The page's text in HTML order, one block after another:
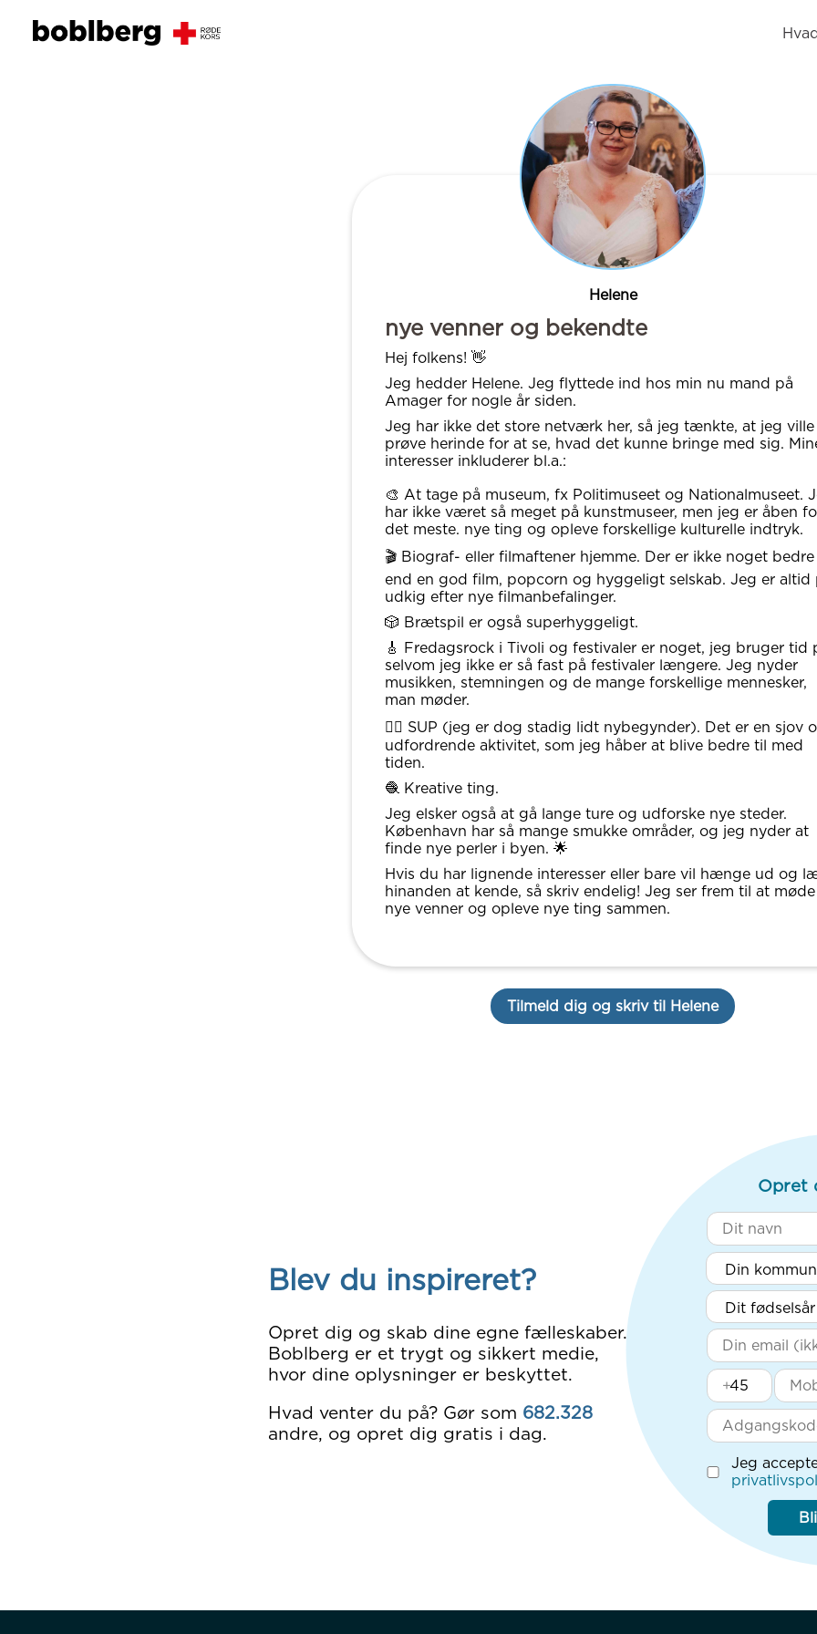
Helene
nye venner og bekendte
Hej folkens! 👋
Jeg hedder Helene. Jeg flyttede ind hos min nu mand på
Amager for nogle år siden.
Jeg har ikke det store netværk her, så jeg tænkte, at jeg ville
prøve herinde for at se, hvad det kunne bringe med sig.
interesser inkluderer bl.a.:
🎨 At tage på museum, fx Politimuseet og Nationalmuseet.
har ikke været så meget på kunstmuseer, men jeg er åben
det meste. nye ting og opleve forskellige kulturelle indtryk.
🎬 Biograf- eller filmaftener hjemme. Der er ikke noget bedre
end en god film, popcorn og hyggeligt selskab. Jeg er altid
udkig efter nye filmanbefalinger.
🎲 Brætspil er også superhyggeligt.
🎸 Fredagsrock i Tivoli og festivaler er noget, jeg bruger tid
selvom jeg ikke er så fast på festivaler længere. Jeg nyder
musikken, stemningen og de mange forskellige mennesker,
man møder.
🏄‍♀️ SUP (jeg er dog stadig lidt nybegynder). Det er en sjov
udfordrende aktivitet, som jeg håber at blive bedre til med
tiden.
🧶 Kreative ting.
Jeg elsker også at gå lange ture og udforske nye steder.
København har så mange smukke områder, og jeg nyder at
finde nye perler i byen. 🌟
Hvis du har lignende interesser eller bare vil hænge ud og
hinanden at kende, så skriv endelig! Jeg ser frem til at møde
nye venner og opleve nye ting sammen.
Tilmeld dig og skriv til Helene
Blev du inspireret?
Opret dig og skab dine egne fælleskaber.
Boblberg er et trygt og sikkert medie,
hvor dine oplysninger er beskyttet.
Hvad venter du på? Gør som 682.328
andre, og opret dig gratis i dag.
Opret
+
Jeg